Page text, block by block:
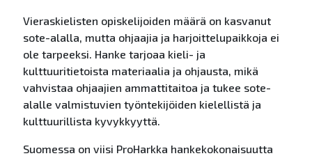
Vieraskielisten opiskelijoiden määrä on kasvanut
sote-alalla, mutta ohjaajia ja harjoittelupaikkoja ei
ole tarpeeksi. Hanke tarjoaa kieli- ja
kulttuuritietoista materiaalia ja ohjausta, mikä
vahvistaa ohjaajien ammattitaitoa ja tukee sote-
alalle valmistuvien työntekijöiden kielellistä ja
kulttuurillista kyvykkyyttä.
Suomessa on viisi ProHarkka hankekokonaisuutta